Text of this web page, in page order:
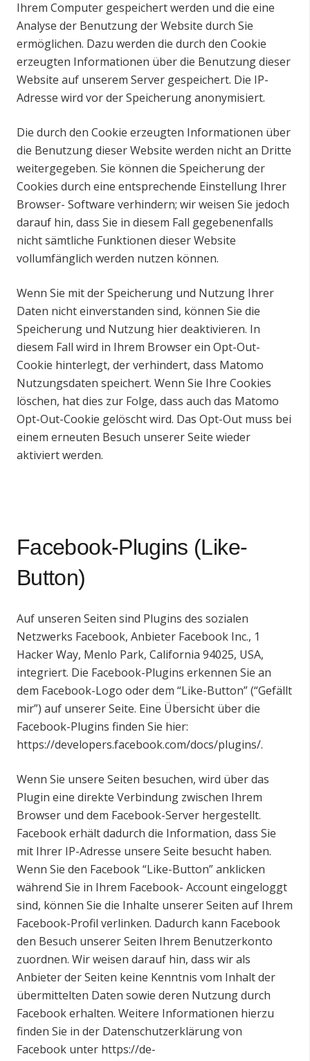
Ihrem Computer gespeichert werden und die eine
Analyse der Benutzung der Website durch Sie
ermöglichen. Dazu werden die durch den Cookie
erzeugten Informationen über die Benutzung dieser
Website auf unserem Server gespeichert. Die IP-
Adresse wird vor der Speicherung anonymisiert.
Die durch den Cookie erzeugten Informationen über
die Benutzung dieser Website werden nicht an Dritte
weitergegeben. Sie können die Speicherung der
Cookies durch eine entsprechende Einstellung Ihrer
Browser- Software verhindern; wir weisen Sie jedoch
darauf hin, dass Sie in diesem Fall gegebenenfalls
nicht sämtliche Funktionen dieser Website
vollumfänglich werden nutzen können.
Wenn Sie mit der Speicherung und Nutzung Ihrer
Daten nicht einverstanden sind, können Sie die
Speicherung und Nutzung hier deaktivieren. In
diesem Fall wird in Ihrem Browser ein Opt-Out-
Cookie hinterlegt, der verhindert, dass Matomo
Nutzungsdaten speichert. Wenn Sie Ihre Cookies
löschen, hat dies zur Folge, dass auch das Matomo
Opt-Out-Cookie gelöscht wird. Das Opt-Out muss bei
einem erneuten Besuch unserer Seite wieder
aktiviert werden.
Facebook-Plugins (Like-
Button)
Auf unseren Seiten sind Plugins des sozialen
Netzwerks Facebook, Anbieter Facebook Inc., 1
Hacker Way, Menlo Park, California 94025, USA,
integriert. Die Facebook-Plugins erkennen Sie an
dem Facebook-Logo oder dem “Like-Button” (“Gefällt
mir”) auf unserer Seite. Eine Übersicht über die
Facebook-Plugins finden Sie hier:
https://developers.facebook.com/docs/plugins/.
Wenn Sie unsere Seiten besuchen, wird über das
Plugin eine direkte Verbindung zwischen Ihrem
Browser und dem Facebook-Server hergestellt.
Facebook erhält dadurch die Information, dass Sie
mit Ihrer IP-Adresse unsere Seite besucht haben.
Wenn Sie den Facebook “Like-Button” anklicken
während Sie in Ihrem Facebook- Account eingeloggt
sind, können Sie die Inhalte unserer Seiten auf Ihrem
Facebook-Profil verlinken. Dadurch kann Facebook
den Besuch unserer Seiten Ihrem Benutzerkonto
zuordnen. Wir weisen darauf hin, dass wir als
Anbieter der Seiten keine Kenntnis vom Inhalt der
übermittelten Daten sowie deren Nutzung durch
Facebook erhalten. Weitere Informationen hierzu
finden Sie in der Datenschutzerklärung von
Facebook unter https://de-